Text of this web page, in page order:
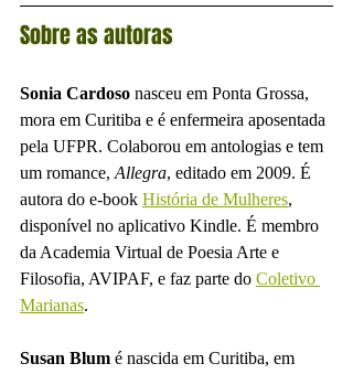
Sobre as autoras
Sonia Cardoso nasceu em Ponta Grossa,
mora em Curitiba e é enfermeira aposentada
pela UFPR. Colaborou em antologias e tem
um romance, Allegra, editado em 2009. É
autora do e-book História de Mulheres,
disponível no aplicativo Kindle. É membro
da Academia Virtual de Poesia Arte e
Filosofia, AVIPAF, e faz parte do Coletivo
Marianas.
Susan Blum é nascida em Curitiba, em